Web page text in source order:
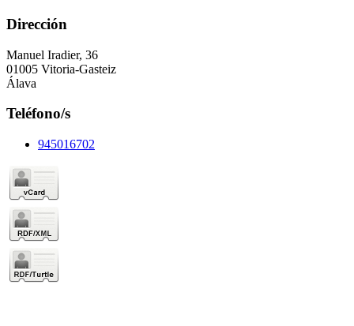
Dirección
Manuel Iradier, 36
01005 Vitoria-Gasteiz
Álava
Teléfono/s
945016702